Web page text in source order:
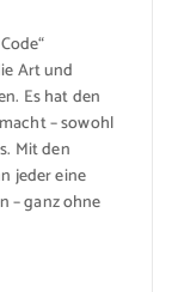
Art und
Es hat den
– sowohl
Mit den
jeder eine
– ganz ohne